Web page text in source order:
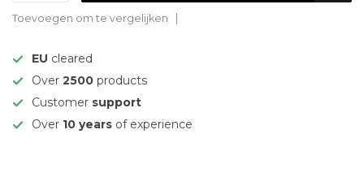
Toevoegen om te vergelijken
EU cleared
Over 2500 products
Customer support
Over 10 years of experience